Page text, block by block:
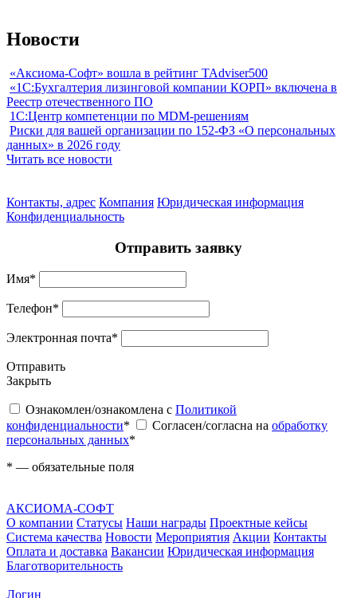
Новости
«Аксиома-Софт» вошла в рейтинг TAdviser500
«1С:Бухгалтерия лизинговой компании КОРП» включена в
Реестр отечественного ПО
1С:Центр компетенции по MDM-решениям
Риски для вашей организации по 152-ФЗ «О персональных
данных» в 2026 году
Читать все новости
Контакты, адрес Компания Юридическая информация
Конфиденциальность
Отправить заявку
Имя*
Телефон*
Электронная почта*
Отправить
Закрыть
Ознакомлен/ознакомлена с Политикой
конфиденциальности* Согласен/согласна на обработку
персональных данных*
* — обязательные поля
АКСИОМА-СОФТ
О компании Статусы Наши награды Проектные кейсы
Система качества Новости Мероприятия Акции Контакты
Оплата и доставка Вакансии Юридическая информация
Благотворительность
Логин